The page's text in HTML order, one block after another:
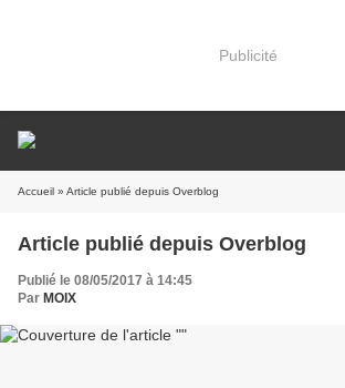
Publicité
Accueil » Article publié depuis Overblog
Article publié depuis Overblog
Publié le 08/05/2017 à 14:45
Par MOIX